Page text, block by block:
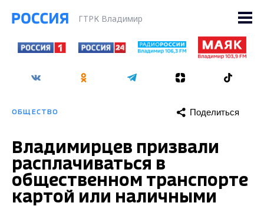
ГТРК Владимир
ОБЩЕСТВО Поделиться
Владимирцев призвали
расплачиваться в
общественном транспорте
картой или наличными